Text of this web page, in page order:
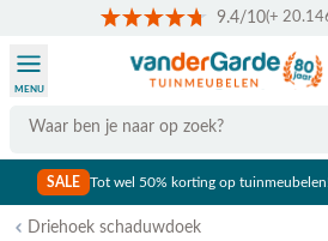
9.4/10(+
Search
MENU
SALE Tot wel 50% korting op
Driehoek schaduwdoek